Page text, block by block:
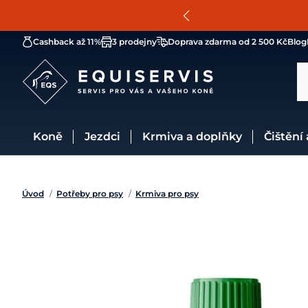
Cashback až 11% 3 prodejny Doprava zdarma od 2 500 KčBlog
Koně Jezdci Krmiva a doplňky
Úvod / Potřeby pro psy / Krmiva pro psy